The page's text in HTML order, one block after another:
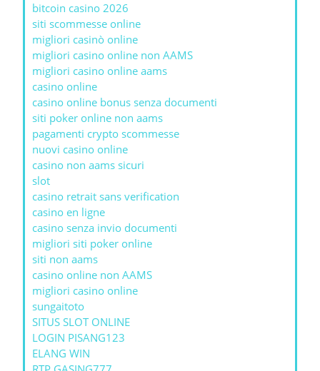
bitcoin casino 2026
siti scommesse online
migliori casinò online
migliori casino online non AAMS
migliori casino online aams
casino online
casino online bonus senza documenti
siti poker online non aams
pagamenti crypto scommesse
nuovi casino online
casino non aams sicuri
slot
casino retrait sans verification
casino en ligne
casino senza invio documenti
migliori siti poker online
siti non aams
casino online non AAMS
migliori casino online
sungaitoto
SITUS SLOT ONLINE
LOGIN PISANG123
ELANG WIN